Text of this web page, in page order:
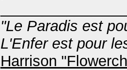
"Le Paradis est
L'Enfer est pour
Harrison